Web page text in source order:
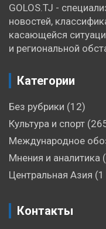
GOLOS.TJ -
новостей,
касающейся
и региональной
Категории
Без рубрики (12)
Культура и спорт
Международное
Мнения и аналитика
Центральная Азия
Контакты